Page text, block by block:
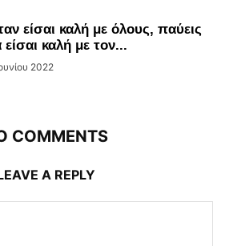
είσαι καλή με όλους, παύεις
είσαι καλή με τον...
2022
COMMENTS
A REPLY